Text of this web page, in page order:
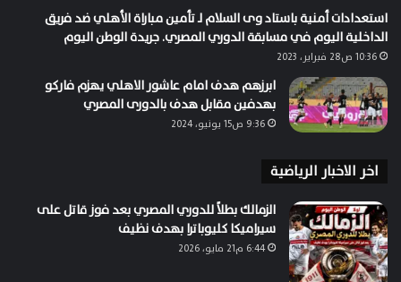
استعدادات أمنية باستاد وى السلام لـ تأمين مباراة الأهلي ضد فريق
الداخلية اليوم في مسابقة الدوري المصري. جريدة الوطن اليوم
10:36 ص28 فبراير، 2023
ابرزهم هدف امام عاشور الاهلي يهزم فاركو
بهدفين مقابل هدف بالدورى المصري
9:36 ص15 يونيو، 2024
اخر الاخبار الرياضية
الزمالك بطلاً للدوري المصري بعد فوز قاتل على
سيراميكا كليوباترا بهدف نظيف
6:44 م21 مايو، 2026